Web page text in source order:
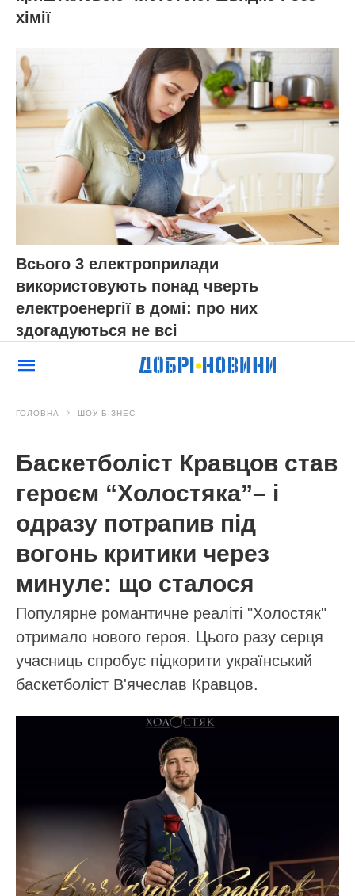
хімії
Всього 3 електроприлади
використовують понад чверть
електроенергії в домі: про них
здогадуються не всі